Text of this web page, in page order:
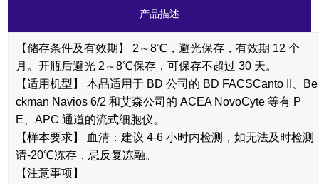
产品描述
【储存条件及有效期】 2～8℃，避光保存，有效期 12 个
月。开瓶后避光 2～8℃保存，可保存不超过 30 天。
【适用机型】 本品适用于 BD 公司的 BD FACSCanto II、Be
ckman Navios 6/2 和艾森公司的 ACEA NovoCyte 等有 P
E、APC 通道的流式细胞仪。
【样本要求】 血清：建议 4-6 小时内检测，如无法及时检测
请-20℃冻存，忌反复冻融。
【注意事项】